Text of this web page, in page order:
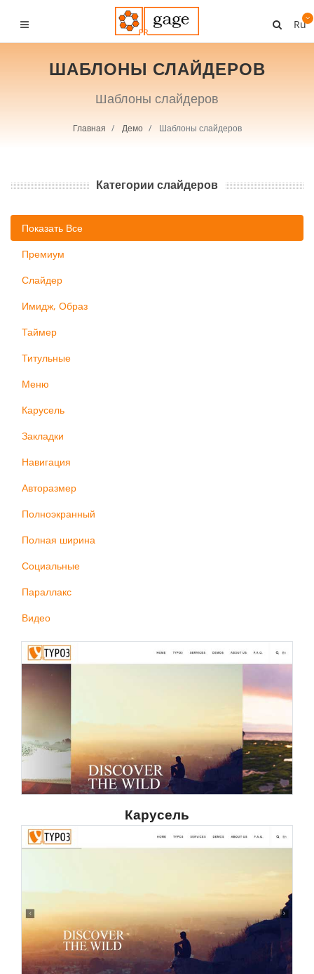
Ru
ШАБЛОНЫ СЛАЙДЕРОВ
Шаблоны слайдеров
Главная Демо Шаблоны слайдеров
Категории слайдеров
Показать Все
Премиум
Слайдер
Имидж, Образ
Таймер
Титульные
Меню
Карусель
Закладки
Навигация
Авторазмер
Полноэкранный
Полная ширина
Социальные
Параллакс
Видео
Карусель